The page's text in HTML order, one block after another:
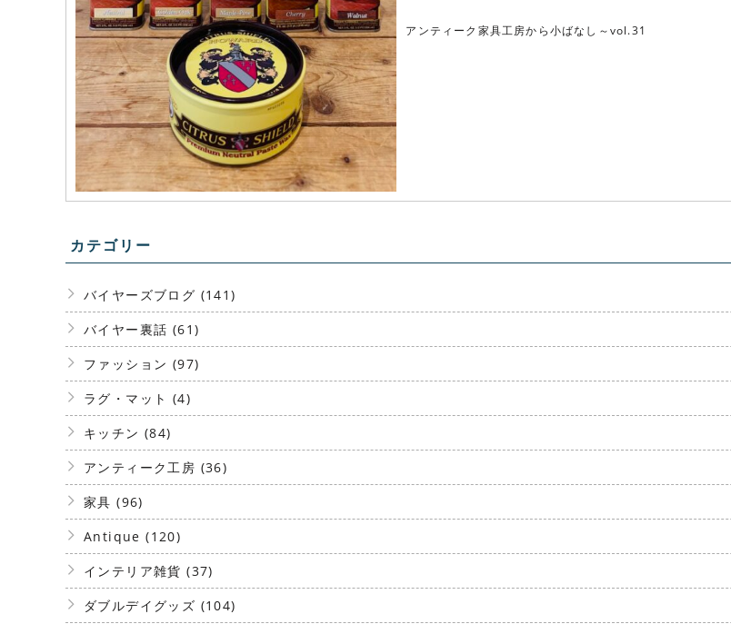
アンティーク家具工房から小ばなし～vol.31
カテゴリー
バイヤーズブログ (141)
バイヤー裏話 (61)
ファッション (97)
ラグ・マット (4)
キッチン (84)
アンティーク工房 (36)
家具 (96)
Antique (120)
インテリア雑貨 (37)
ダブルデイグッズ (104)